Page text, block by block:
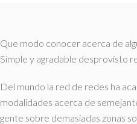
Que modo conocer acerca de
Simple y agradable desprovisto
Del mundo la red de redes ha
modalidades acerca de
gente sobre demasiadas zonas